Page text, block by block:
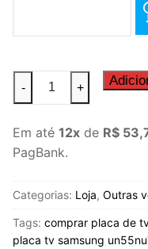
Tv
-
Un55nu7100g
- +
Em até 12x de R$
PagBank.
Categorias: Loja, Outras
Tags: comprar placa de
placa tv samsung